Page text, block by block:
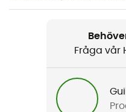
Vandring / Vandring /
Fråga vår